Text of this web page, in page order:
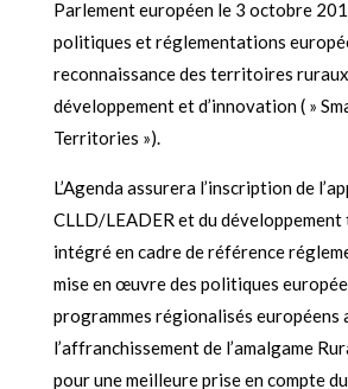
Parlement européen le 3 octobre
politiques et réglementations
reconnaissance des territoires
développement et d’innovation ( »
Territories »).
L’Agenda assurera l’inscription de
CLLD/LEADER et du
intégré en cadre de référence
mise en œuvre des politiques
programmes régionalisés européens
l’affranchissement de l’amalgame
pour une meilleure prise en compte